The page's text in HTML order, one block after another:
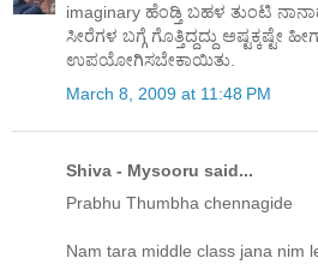
imaginary ಹೆಂಡ್ತಿ ಬಹಳ ತುಂಟಿ
ಸೀರೆಗಳ ಬಗ್ಗೆ ಗೊತ್ತಿದ್ದದ್ದು ಅಷ್ಟಕ್ಕಷ್ಟೇ
ಉಪಯೋಗಿಸಬೇಕಾಯಿತು.
March 8, 2009 at 11:48 PM
Shiva - Mysooru said...
Prabhu Thumbha chennagide
Nam tara middle class jana nim